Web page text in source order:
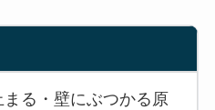
る・壁にぶつかる原